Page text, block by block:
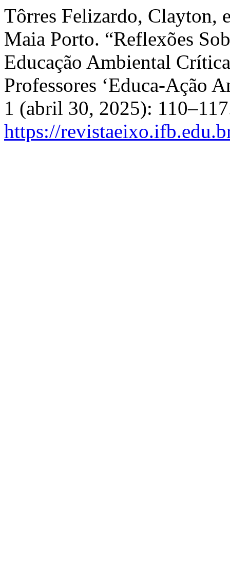
Tôrres Felizardo, Clayton,
Maia Porto. “Reflexões
Educação Ambiental
Professores ‘Educa-Ação
1 (abril 30, 2025):
https://